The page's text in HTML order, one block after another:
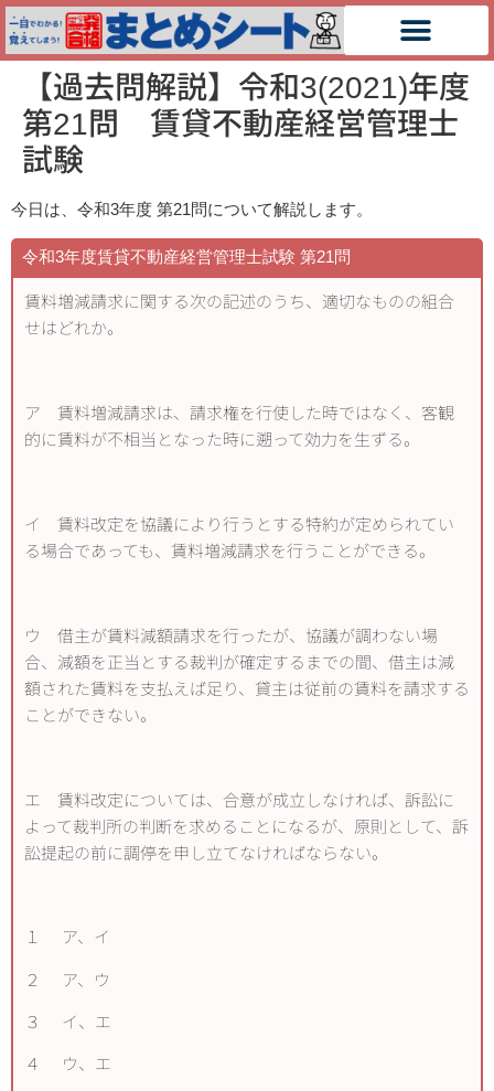
【過去問解説】令和3(2021)年度
第21問 賃貸不動産経営管理士
試験
今日は、令和3年度 第21問について解説します。
令和3年度賃貸不動産経営管理士試験 第21問
賃料増減請求に関する次の記述のうち、適切なものの組合
せはどれか。
ア 賃料増減請求は、請求権を行使した時ではなく、客観
的に賃料が不相当となった時に遡って効力を生ずる。
イ 賃料改定を協議により行うとする特約が定められてい
る場合であっても、賃料増減請求を行うことができる。
ウ 借主が賃料減額請求を行ったが、協議が調わない場
合、減額を正当とする裁判が確定するまでの間、借主は減
額された賃料を支払えば足り、貸主は従前の賃料を請求する
ことができない。
エ 賃料改定については、合意が成立しなければ、訴訟に
よって裁判所の判断を求めることになるが、原則として、訴
訟提起の前に調停を申し立てなければならない。
１ ア、イ
２ ア、ウ
３ イ、エ
４ ウ、エ